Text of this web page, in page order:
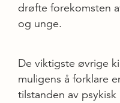
drøfte forekomsten
og unge.
De viktigste øvrige
muligens å forklare
tilstanden av